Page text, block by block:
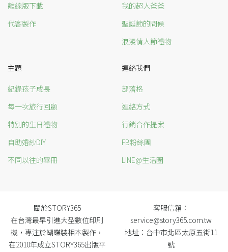
離線版下載
代客製作
我的超人爸爸
聖誕節的問候
浪漫情人節禮物
主題
紀錄孩子成長
每一次旅行回顧
特別的生日禮物
自助婚紗DIY
不同以往的畢冊
連絡我們
部落格
連絡方式
行銷合作提案
FB粉絲團
LINE@生活圈
關於STORY365
在台灣最早引進大型數位印刷
機，專注於蝴蝶裝相本製作，
在2010年成立STORY365出版平
客服信箱：
service@story365.com.tw
地址：台中市北區太原五街11
號